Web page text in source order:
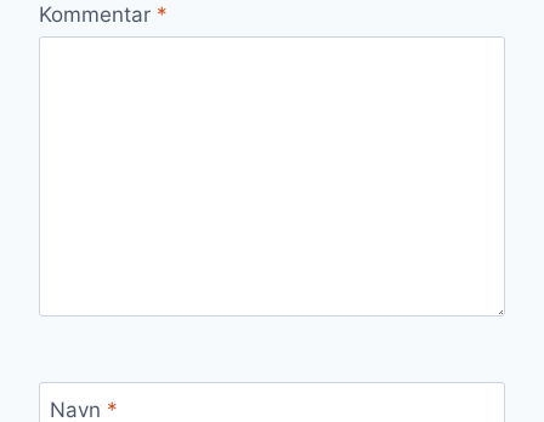
Kommentar *
Navn *